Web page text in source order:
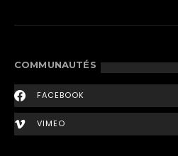
COMMUNAUTÉS
FACEBOOK
VIMEO